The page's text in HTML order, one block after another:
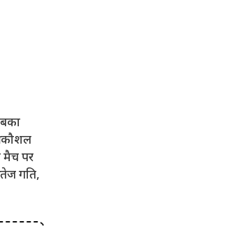
कौशल
मैच पर
गति,